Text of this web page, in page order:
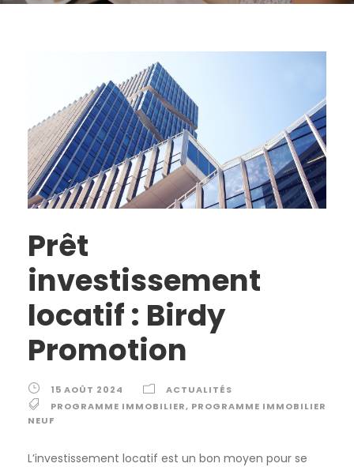
Prêt
investissement
locatif : Birdy
Promotion
15 AOÛT 2024
ACTUALITÉS
PROGRAMME IMMOBILIER, PROGRAMME IMMOBILIER
NEUF
L’investissement locatif est un bon moyen pour se